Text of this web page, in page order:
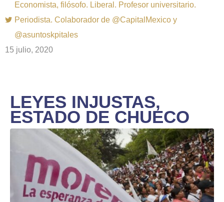
Economista, filósofo. Liberal. Profesor universitario.
Periodista. Colaborador de @CapitalMexico y
@asuntoskpitales
15 julio, 2020
LEYES INJUSTAS,
ESTADO DE CHUECO